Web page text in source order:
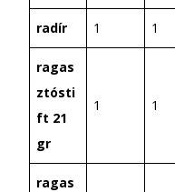
radír 1 1
ragas
ztósti
ft 21
gr
1 1
ragas